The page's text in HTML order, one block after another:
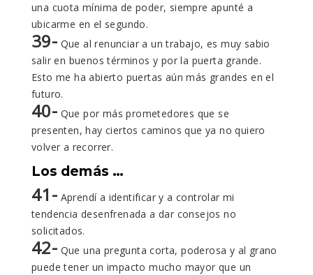
una cuota mínima de poder, siempre apunté a
ubicarme en el segundo.
39- Que al renunciar a un trabajo, es muy sabio
salir en buenos términos y por la puerta grande.
Esto me ha abierto puertas aún más grandes en el
futuro.
40- Que por más prometedores que se
presenten, hay ciertos caminos que ya no quiero
volver a recorrer.
Los demás …
41- Aprendí a identificar y a controlar mi
tendencia desenfrenada a dar consejos no
solicitados.
42- Que una pregunta corta, poderosa y al grano
puede tener un impacto mucho mayor que un